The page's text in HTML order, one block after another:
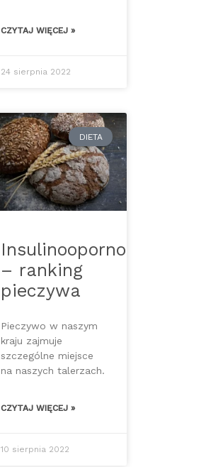
CZYTAJ WIĘCEJ »
24 sierpnia 2022
DIETA
Insulinooporność
– ranking
pieczywa
Pieczywo w naszym
kraju zajmuje
szczególne miejsce
na naszych talerzach.
CZYTAJ WIĘCEJ »
10 sierpnia 2022